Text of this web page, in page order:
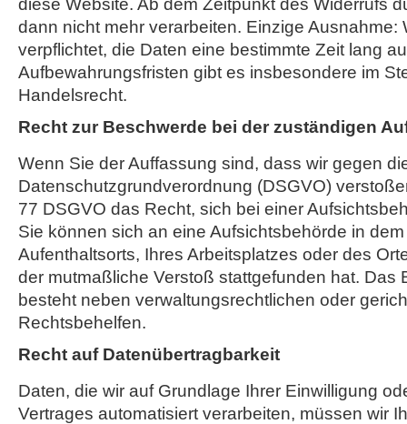
diese Website. Ab dem Zeitpunkt des Widerrufs
dann nicht mehr verarbeiten. Einzige Ausnahme:
verpflichtet, die Daten eine bestimmte Zeit lang
Aufbewahrungsfristen gibt es insbesondere im
Handelsrecht.
Recht zur Beschwerde bei der zuständigen
Wenn Sie der Auffassung sind, dass wir gegen
Datenschutzgrundverordnung (DSGVO)
77 DSGVO das Recht, sich bei einer
Sie können sich an eine Aufsichtsbehörde in
Aufenthaltsorts, Ihres Arbeitsplatzes oder des
der mutmaßliche Verstoß stattgefunden hat. Das
besteht neben verwaltungsrechtlichen oder
Rechtsbehelfen.
Recht auf Datenübertragbarkeit
Daten, die wir auf Grundlage Ihrer Einwilligung
Vertrages automatisiert verarbeiten, müssen wir